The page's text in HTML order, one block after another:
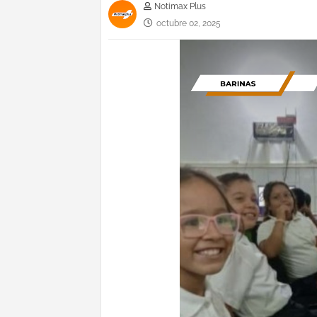
Notimax Plus
octubre 02, 2025